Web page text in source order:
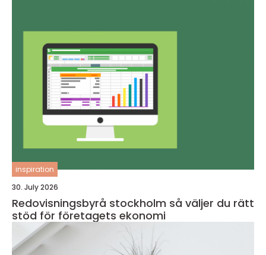
inspiration
30. July 2026
Redovisningsbyrå stockholm så väljer du rätt
stöd för företagets ekonomi